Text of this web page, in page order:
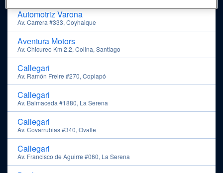
Automotriz Varona
Av. Carrera #333, Coyhaique
Aventura Motors
Av. Chicureo Km 2.2, Colina, Santiago
Callegari
Av. Ramón Freire #270, Copiapó
Callegari
Av. Balmaceda #1880, La Serena
Callegari
Av. Covarrubias #340, Ovalle
Callegari
Av. Francisco de Aguirre #060, La Serena